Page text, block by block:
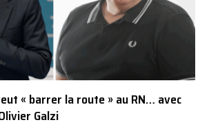
« barrer la route » au RN… avec
Galzi